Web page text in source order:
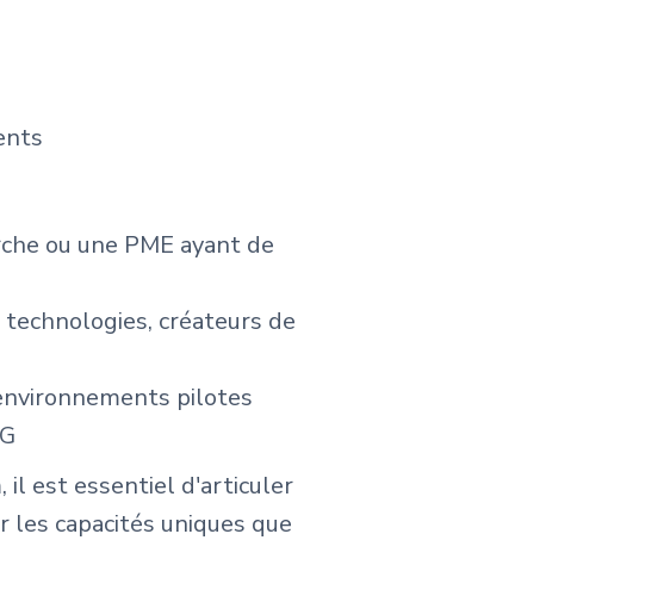
ou une PME ayant de
créateurs de
pilotes
il est essentiel d'articuler
capacités uniques que